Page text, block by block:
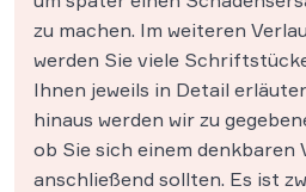
zu machen. Im weiteren
werden Sie viele
Ihnen jeweils in Detail
hinaus werden wir zu
ob Sie sich einem denkbaren
anschließend sollten. Es ist